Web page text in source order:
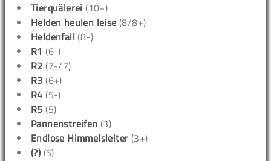
Tierquälerei (10+)
Helden heulen leise (8/8+)
Heldenfall (8-)
R1 (6-)
R2 (7-/7)
R3 (6+)
R4 (5-)
R5 (5)
Pannenstreifen (3)
Endlose Himmelsleiter (3+)
(?) (5)